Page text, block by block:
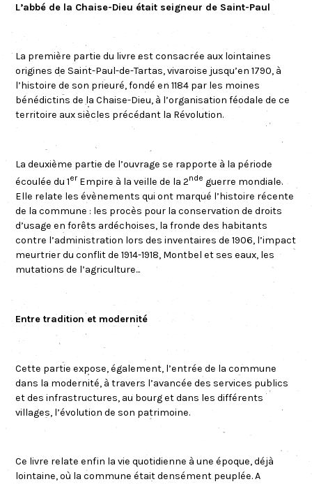
L’abbé de la Chaise-Dieu était seigneur de Saint-Paul
La première partie du livre est consacrée aux lointaines
origines de Saint-Paul-de-Tartas, vivaroise jusqu’en 1790, à
l’histoire de son prieuré, fondé en 1184 par les moines
bénédictins de la Chaise-Dieu, à l’organisation féodale de ce
territoire aux siècles précédant la Révolution.
La deuxième partie de l’ouvrage se rapporte à la période
écoulée du 1er Empire à la veille de la 2nde guerre mondiale.
Elle relate les évènements qui ont marqué l’histoire récente
de la commune : les procès pour la conservation de droits
d’usage en forêts ardéchoises, la fronde des habitants
contre l’administration lors des inventaires de 1906, l’impact
meurtrier du conflit de 1914-1918, Montbel et ses eaux, les
mutations de l’agriculture...
Entre tradition et modernité
Cette partie expose, également, l’entrée de la commune
dans la modernité, à travers l’avancée des services publics
et des infrastructures, au bourg et dans les différents
villages, l’évolution de son patrimoine.
Ce livre relate enfin la vie quotidienne à une époque, déjà
lointaine, où la commune était densément peuplée. A